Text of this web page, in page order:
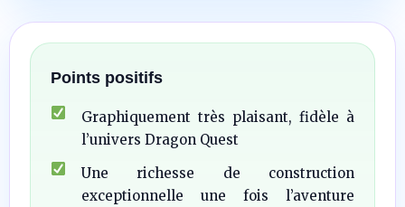
Points positifs
Graphiquement très plaisant, fidèle à
l’univers Dragon Quest
Une richesse de construction
exceptionnelle une fois l’aventure